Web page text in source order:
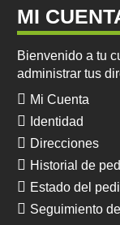
MI
Bienvenido a tu
administrar tus
Mi Cuenta
Identidad
Direcciones
Historial de
Estado del
Seguimiento